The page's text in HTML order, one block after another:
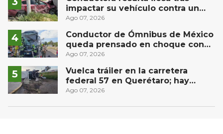
impactar su vehículo contra un
muro en Huimilpan
Ago 07, 2026
Conductor de Ómnibus de México
queda prensado en choque con
materialista en San Juan del Río
Ago 07, 2026
Vuelca tráiler en la carretera
federal 57 en Querétaro; hay
derrame de combustible
Ago 07, 2026